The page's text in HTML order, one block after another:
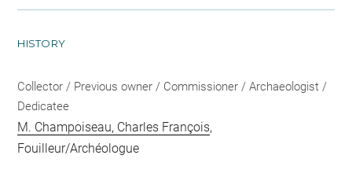
HISTORY
Collector / Previous owner / Commissioner / Archaeologist /
Dedicatee
M. Champoiseau, Charles François,
Fouilleur/Archéologue